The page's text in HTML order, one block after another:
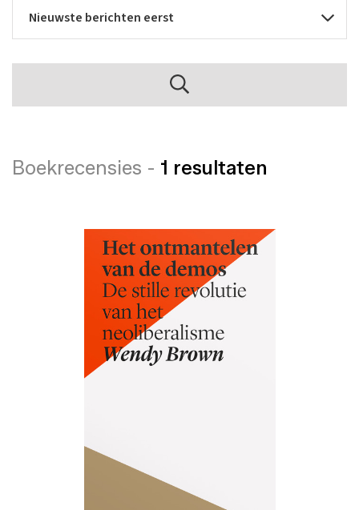
Boekrecensies - 1 resultaten